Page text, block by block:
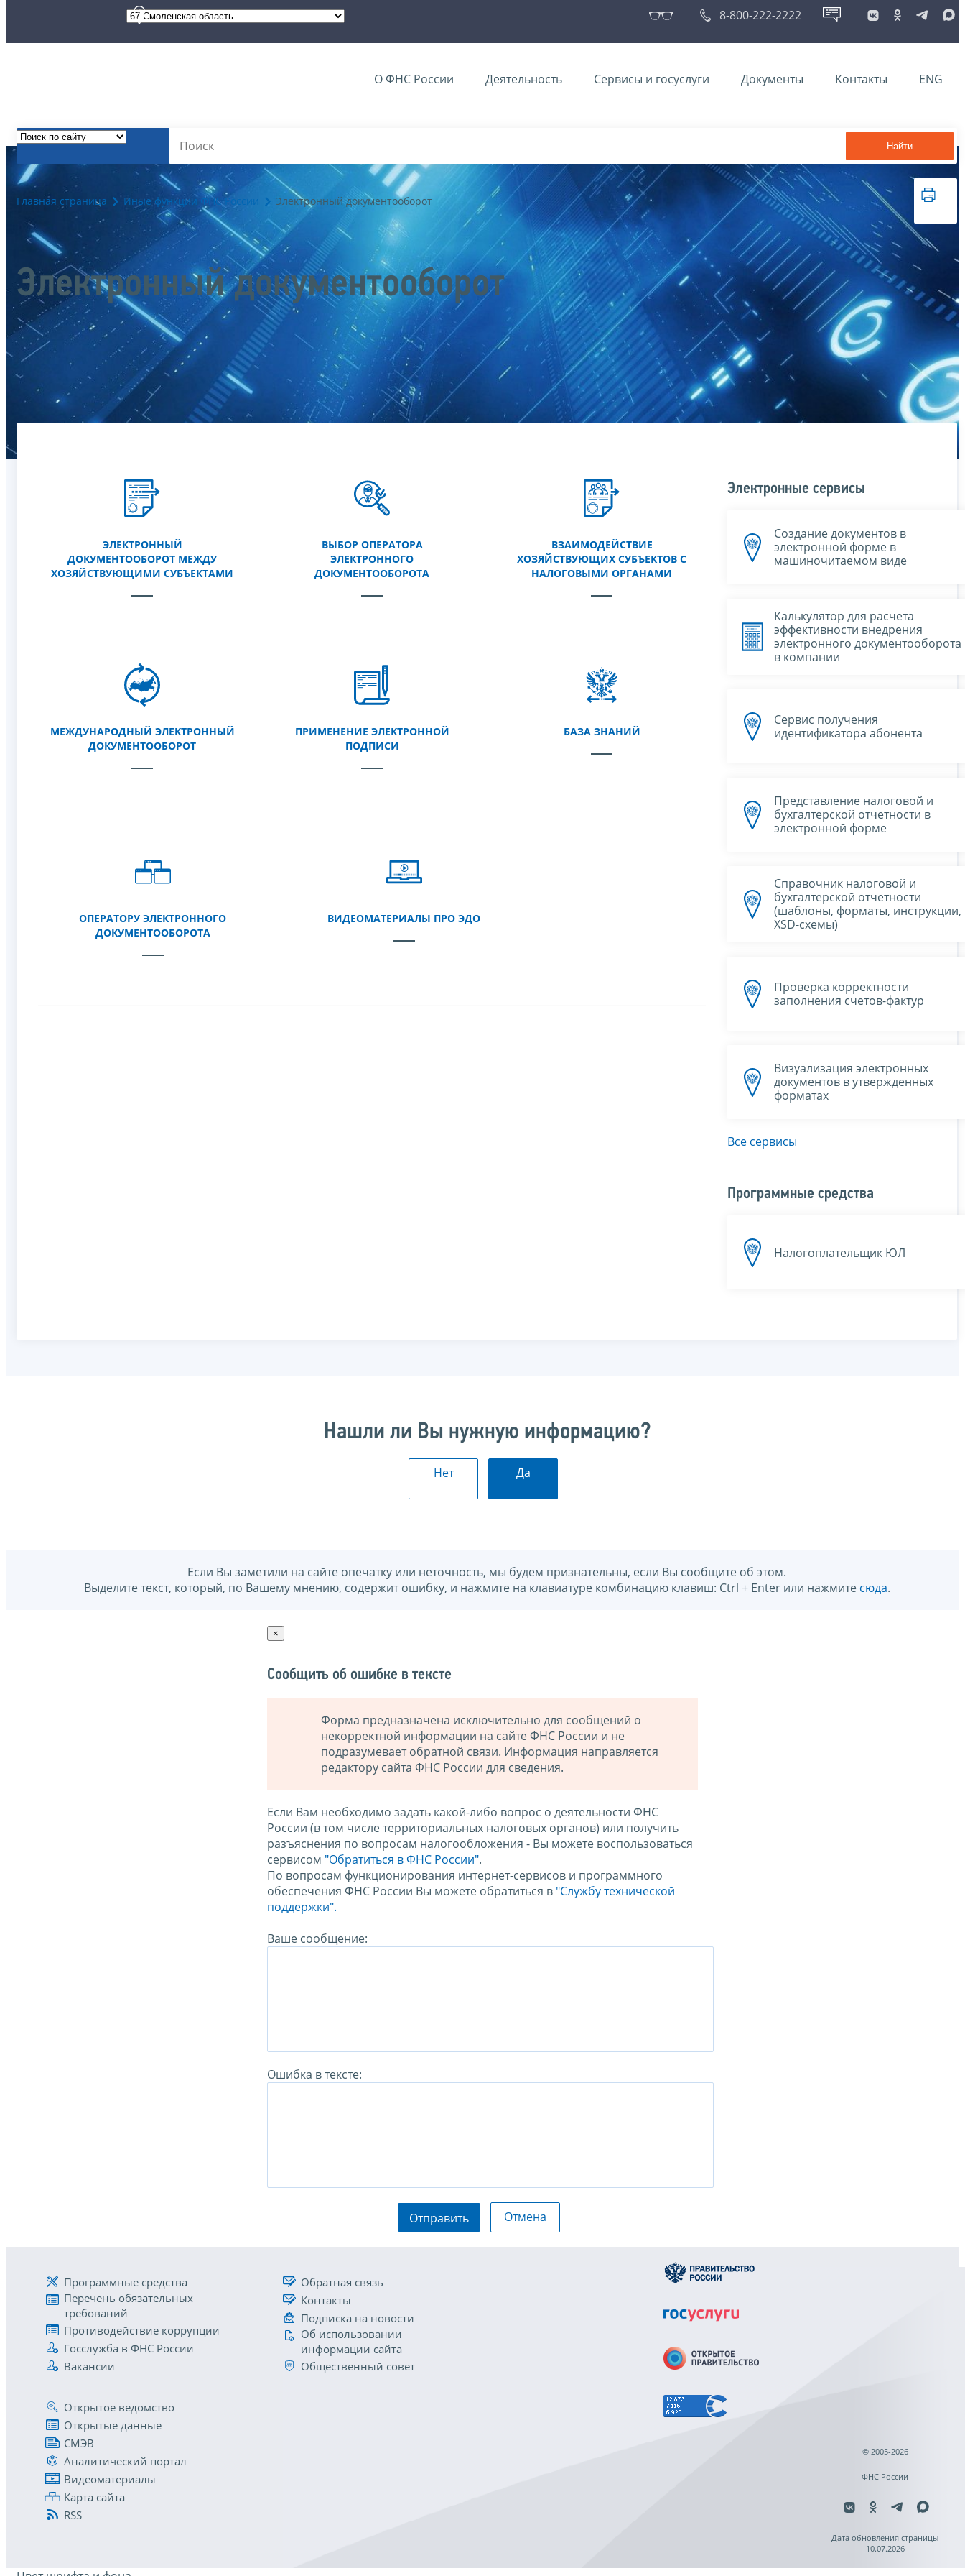
8-800-222-2222
О ФНС России Деятельность Сервисы и госуслуги Документы Контакты ENG
Найти
Главная страница Иные функции ФНС России Электронный документооборот
Электронный документооборот
ЭЛЕКТРОННЫЙ
ДОКУМЕНТООБОРОТ МЕЖДУ
ХОЗЯЙСТВУЮЩИМИ СУБЪЕКТАМИ
ВЫБОР ОПЕРАТОРА
ЭЛЕКТРОННОГО
ДОКУМЕНТООБОРОТА
ВЗАИМОДЕЙСТВИЕ
ХОЗЯЙСТВУЮЩИХ СУБЪЕКТОВ С
НАЛОГОВЫМИ ОРГАНАМИ
МЕЖДУНАРОДНЫЙ ЭЛЕКТРОННЫЙ
ДОКУМЕНТООБОРОТ
ПРИМЕНЕНИЕ ЭЛЕКТРОННОЙ
ПОДПИСИ
БАЗА ЗНАНИЙ
ОПЕРАТОРУ ЭЛЕКТРОННОГО
ДОКУМЕНТООБОРОТА
ВИДЕОМАТЕРИАЛЫ ПРО ЭДО
Электронные сервисы
Создание документов в
электронной форме в
машиночитаемом виде
Калькулятор для расчета
эффективности внедрения
электронного документооборота
в компании
Сервис получения
идентификатора абонента
Представление налоговой и
бухгалтерской отчетности в
электронной форме
Справочник налоговой и
бухгалтерской отчетности
(шаблоны, форматы, инструкции,
XSD-схемы)
Проверка корректности
заполнения счетов-фактур
Визуализация электронных
документов в утвержденных
форматах
Все сервисы
Программные средства
Налогоплательщик ЮЛ
Нашли ли Вы нужную информацию?
Нет Да
Если Вы заметили на сайте опечатку или неточность, мы будем признательны, если Вы сообщите об этом.
Выделите текст, который, по Вашему мнению, содержит ошибку, и нажмите на клавиатуре комбинацию клавиш: Ctrl + Enter или нажмите сюда.
×
Сообщить об ошибке в тексте
Форма предназначена исключительно для сообщений о
некорректной информации на сайте ФНС России и не
подразумевает обратной связи. Информация направляется
редактору сайта ФНС России для сведения.
Если Вам необходимо задать какой-либо вопрос о деятельности ФНС
России (в том числе территориальных налоговых органов) или получить
разъяснения по вопросам налогообложения - Вы можете воспользоваться
сервисом "Обратиться в ФНС России".
По вопросам функционирования интернет-сервисов и программного
обеспечения ФНС России Вы можете обратиться в "Службу технической
поддержки".
Ваше сообщение:
Ошибка в тексте:
Отправить Отмена
Программные средства
Перечень обязательных
требований
Противодействие коррупции
Госслужба в ФНС России
Вакансии
Обратная связь
Контакты
Подписка на новости
Об использовании
информации сайта
Общественный совет
Открытое ведомство
Открытые данные
СМЭВ
Аналитический портал
Видеоматериалы
Карта сайта
RSS
© 2005-2026
ФНС России
Дата обновления страницы
10.07.2026